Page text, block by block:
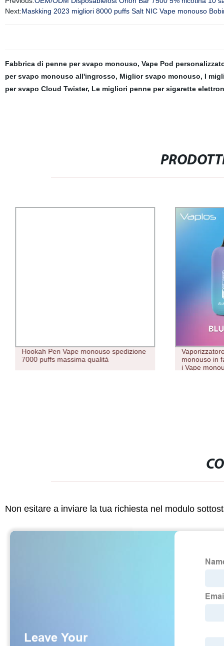
Next:Maskking 2023 migliori 8000 puffs Salt NIC Vape monouso
Fabbrica di penne per svapo monouso, Vape Pod
per svapo monouso all'ingrosso, Miglior svapo monouso, I
per svapo Cloud Twister, Le migliori penne per sigarette
Hookah Pen Vape monouso spedizione
7000 puffs massima qualità
monouso in
i Vape
Non esitare a inviare la tua richiesta nel modulo